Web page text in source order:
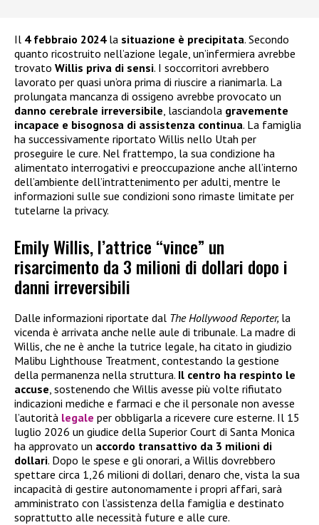
Il 4 febbraio 2024la situazione è precipitata. Secondo
quanto ricostruito nell’azione legale, un’infermiera avrebbe
trovato Willis priva di sensi. I soccorritori avrebbero
lavorato per quasi un’ora prima di riuscire a rianimarla. La
prolungata mancanza di ossigeno avrebbe provocato un
danno cerebrale irreversibile, lasciandola gravemente
incapace e bisognosa di assistenza continua. La famiglia
ha successivamente riportato Willis nello Utah per
proseguire le cure. Nel frattempo, la sua condizione ha
alimentato interrogativi e preoccupazione anche all’interno
dell’ambiente dell’intrattenimento per adulti, mentre le
informazioni sulle sue condizioni sono rimaste limitate per
tutelarne la privacy.
Emily Willis, l’attrice “vince” un
risarcimento da 3 milioni di dollari dopo i
danni irreversibili
Dalle informazioni riportate dal The Hollywood Reporter, la
vicenda è arrivata anche nelle aule di tribunale. La madre di
Willis, che ne è anche la tutrice legale, ha citato in giudizio
Malibu Lighthouse Treatment, contestando la gestione
della permanenza nella struttura. Il centro ha respinto le
accuse , sostenendo che Willis avesse più volte rifiutato
indicazioni mediche e farmaci e che il personale non avesse
l’autorità legale per obbligarla a ricevere cure esterne. Il 15
luglio 2026 un giudice della Superior Court di Santa Monica
ha approvato un accordo transattivo da 3 milioni di
dollari. Dopo le spese e gli onorari, a Willis dovrebbero
spettare circa 1,26 milioni di dollari, denaro che, vista la sua
incapacità di gestire autonomamente i propri affari, sarà
amministrato con l’assistenza della famiglia e destinato
soprattutto alle necessità future e alle cure.